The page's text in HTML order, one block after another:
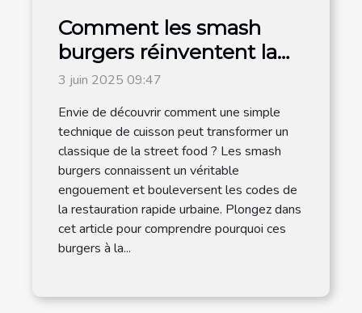
Comment les smash
burgers réinventent la
cuisine de rue rapide
3 juin 2025 09:47
Envie de découvrir comment une simple
technique de cuisson peut transformer un
classique de la street food ? Les smash
burgers connaissent un véritable
engouement et bouleversent les codes de
la restauration rapide urbaine. Plongez dans
cet article pour comprendre pourquoi ces
burgers à la...